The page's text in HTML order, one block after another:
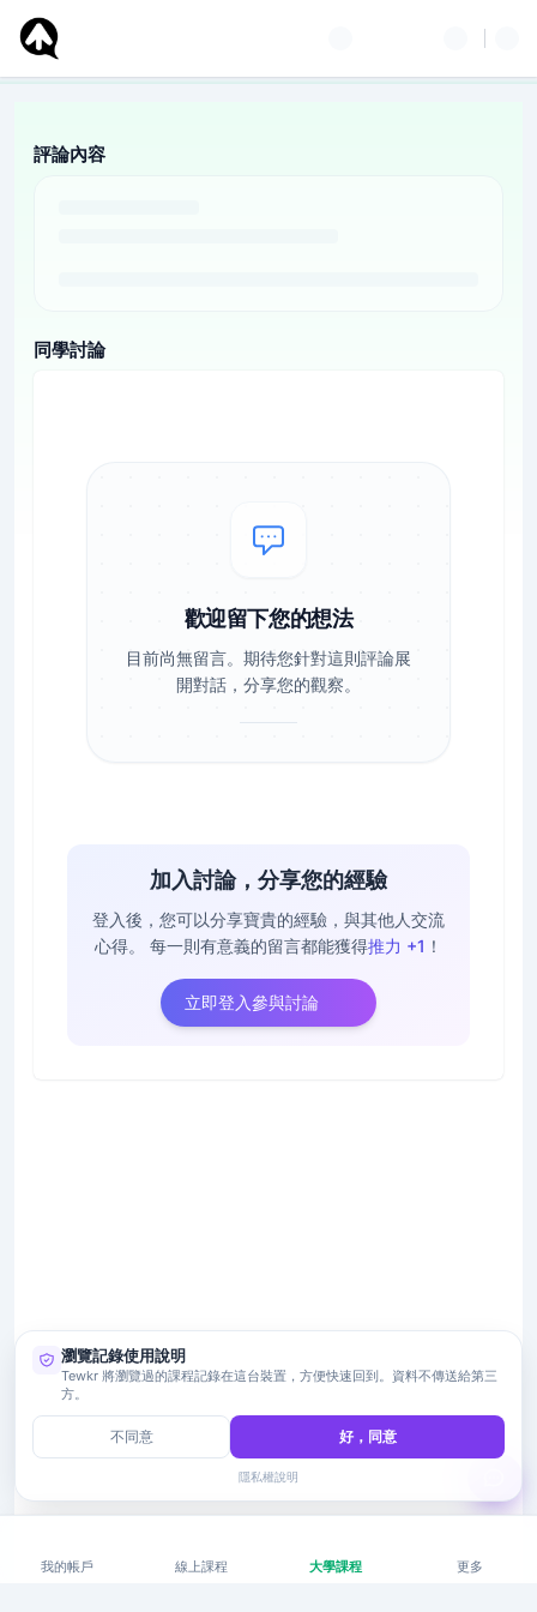
評論內容
同學討論
歡迎留下您的想法
目前尚無留言。期待您針對這則評論展
開對話，分享您的觀察。
加入討論，分享您的經驗
登入後，您可以分享寶貴的經驗，與其他人交流
心得。
每一則有意義的留言都能獲得推力 +1 ！
立即登入參與討論
我的帳戶 線上課程 大學課程 更多
瀏覽記錄使用說明
Tewkr 將瀏覽過的課程記錄在這台裝置，方便快速回到。資料不傳送給第三
方。
不同意 好，同意
隱私權說明